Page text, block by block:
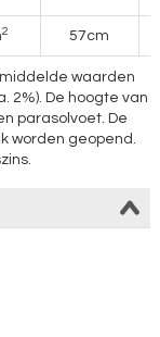
2 57cm
waarden
2%). De hoogte van
parasolvoet. De
worden geopend.